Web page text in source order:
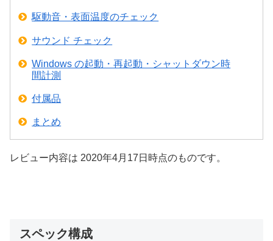
駆動音・表面温度のチェック
サウンド チェック
Windows の起動・再起動・シャットダウン時
間計測
付属品
まとめ
レビュー内容は 2020年4月17日時点のものです。
スペック構成